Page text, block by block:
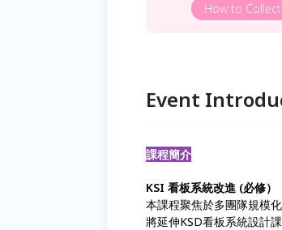
How to
Event
課程簡介
KSI 看板系統改進 (必修）
本課程聚焦於多團隊規模
將延伸KSD看板系統設計